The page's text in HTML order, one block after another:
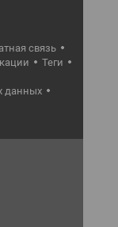
связь
Теги
данных